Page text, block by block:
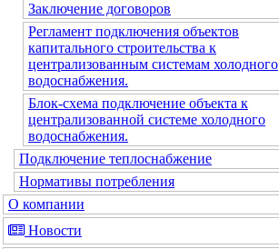
Заключение договоров
Регламент подключения объектов
капитального строительства к
централизованным системам холодного
водоснабжения.
Блок-схема подключение объекта к
централизованной системе холодного
водоснабжения.
Подключение теплоснабжение
Нормативы потребления
О компании
Новости